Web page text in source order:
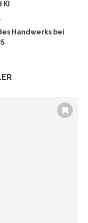
KI
Handwerks bei